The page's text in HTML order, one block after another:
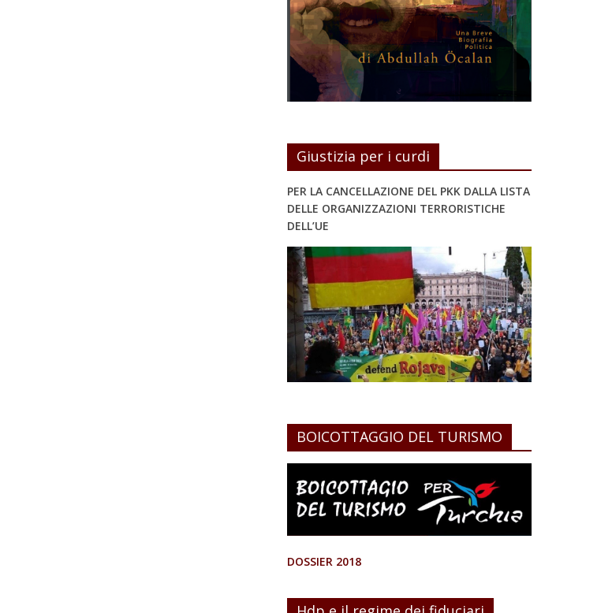
Giustizia per i curdi
PER LA CANCELLAZIONE DEL PKK DALLA LISTA
DELLE ORGANIZZAZIONI TERRORISTICHE
DELL’UE
BOICOTTAGGIO DEL TURISMO
DOSSIER 2018